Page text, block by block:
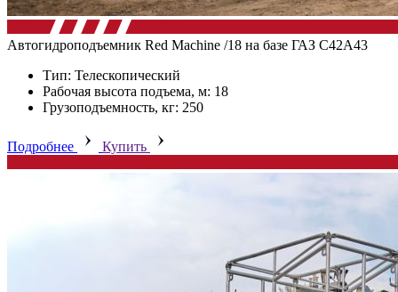
Автогидроподъемник Red Machine /18 на базе ГАЗ C42A43
Тип: Телескопический
Рабочая высота подъема, м: 18
Грузоподъемность, кг: 250
Подробнее Купить